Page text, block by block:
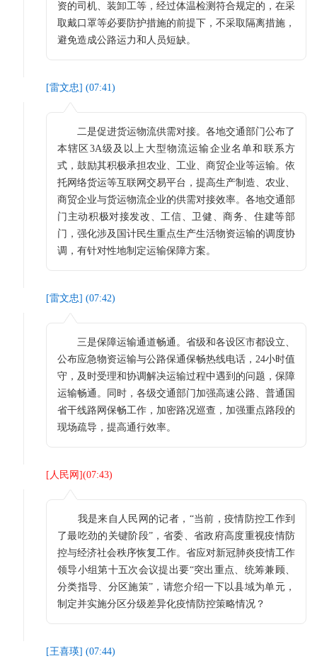
资的司机、装卸工等，经过体温检测符合规定的，在采
取戴口罩等必要防护措施的前提下，不采取隔离措施，
避免造成公路运力和人员短缺。
[雷文忠] (07:41)
二是促进货运物流供需对接。各地交通部门公布了
本辖区3A级及以上大型物流运输企业名单和联系方
式，鼓励其积极承担农业、工业、商贸企业等运输。依
托网络货运等互联网交易平台，提高生产制造、农业、
商贸企业与货运物流企业的供需对接效率。各地交通部
门主动积极对接发改、工信、卫健、商务、住建等部
门，强化涉及国计民生重点生产生活物资运输的调度协
调，有针对性地制定运输保障方案。
[雷文忠] (07:42)
三是保障运输通道畅通。省级和各设区市都设立、
公布应急物资运输与公路保通保畅热线电话，24小时值
守，及时受理和协调解决运输过程中遇到的问题，保障
运输畅通。同时，各级交通部门加强高速公路、普通国
省干线路网保畅工作，加密路况巡查，加强重点路段的
现场疏导，提高通行效率。
[ 人民网 ](07:43)
我是来自人民网的记者，“当前，疫情防控工作到
了最吃劲的关键阶段”，省委、省政府高度重视疫情防
控与经济社会秩序恢复工作。省应对新冠肺炎疫情工作
领导小组第十五次会议提出要“突出重点、统筹兼顾、
分类指导、分区施策”，请您介绍一下以县域为单元，
制定并实施分区分级差异化疫情防控策略情况？
[王喜瑛] (07:44)